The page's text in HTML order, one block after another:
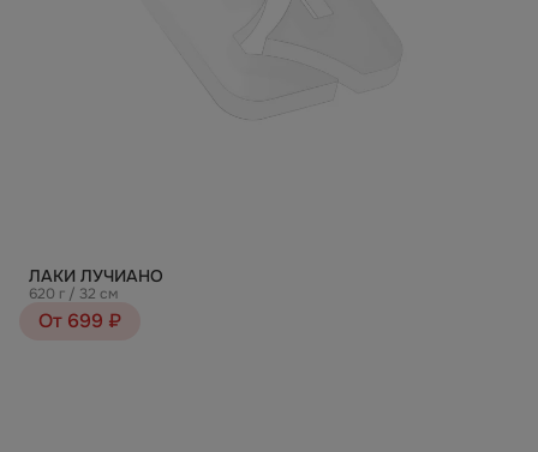
ЛАКИ ЛУЧИАНО
620 г / 32 см
От 699 ₽